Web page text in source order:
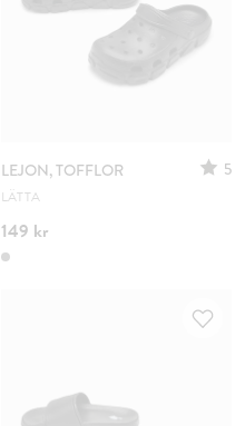
LEJON, TOFFLOR 5
LÄTTA
149 kr